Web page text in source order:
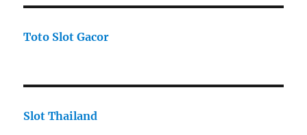
Toto Slot Gacor
Slot Thailand